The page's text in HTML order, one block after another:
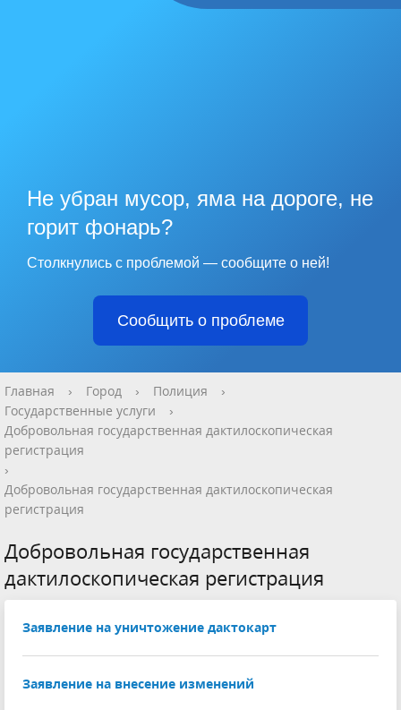
Не убран мусор, яма на дороге, не
горит фонарь?
Столкнулись с проблемой — сообщите о ней!
Сообщить о проблеме
Главная › Город › Полиция
›
Государственные услуги
›
Добровольная государственная дактилоскопическая
регистрация
›
Добровольная государственная дактилоскопическая
регистрация
Добровольная государственная
дактилоскопическая регистрация
Заявление на уничтожение дактокарт
Заявление на внесение изменений